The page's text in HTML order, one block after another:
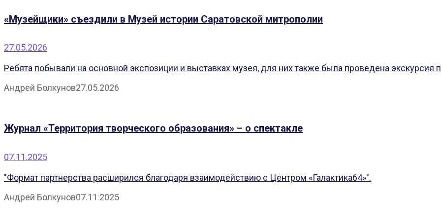
«Музейщики» съездили в Музей истории Саратовской митрополии
27.05.2026
Ребята побывали на основной экспозиции и выставках музея, для них также была проведена экскурсия
Андрей Болкунов27.05.2026
Журнал «Территория творческого образования» – о спектакле
07.11.2025
"Формат партнерства расширился благодаря взаимодействию с Центром «Галактика64»".
Андрей Болкунов07.11.2025